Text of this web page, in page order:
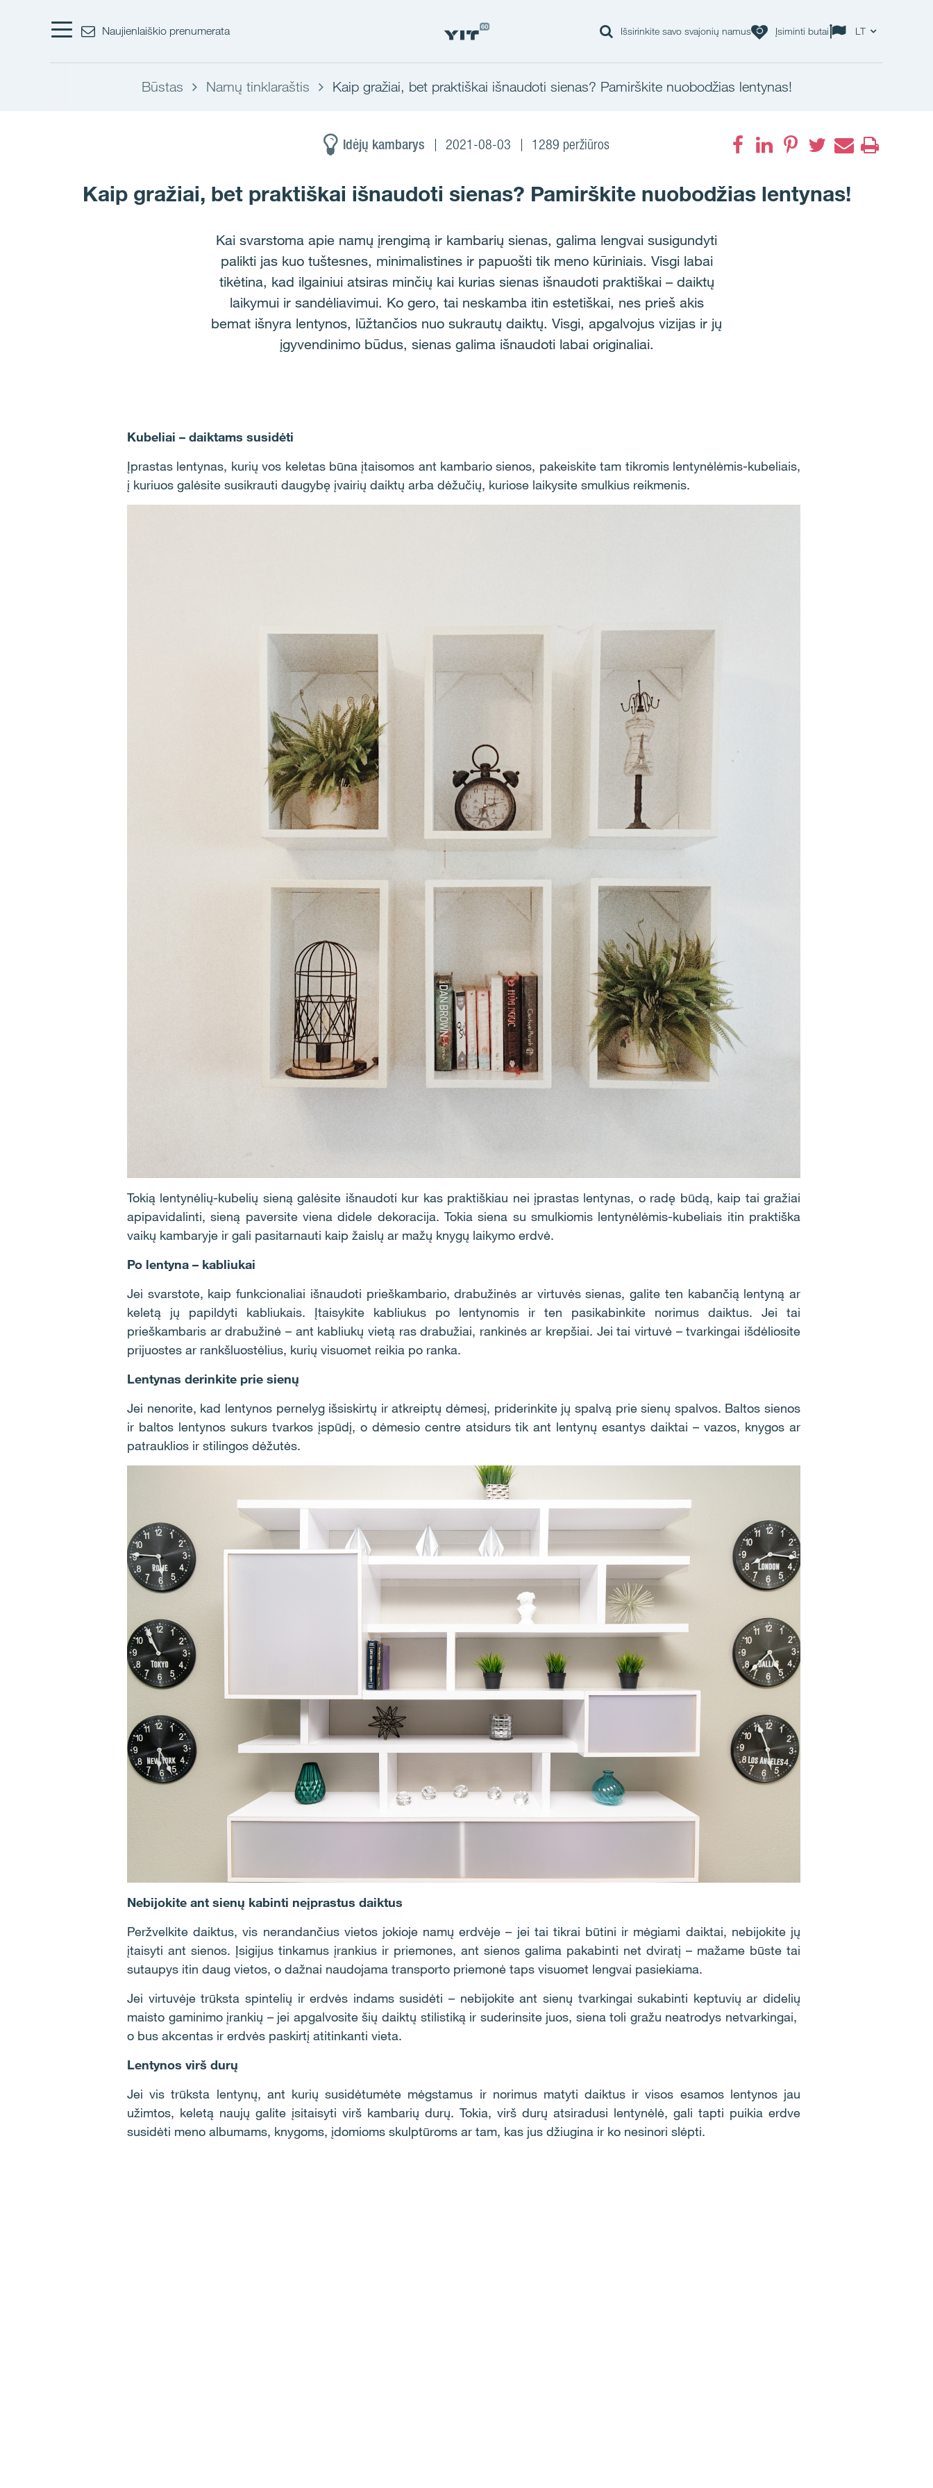
Naujienlaiškio prenumerata Išsirinkite savo svajonių namus Įsiminti butai LT
Būstas Namų tinklaraštis Kaip gražiai, bet praktiškai išnaudoti sienas? Pamirškite nuobodžias lentynas!
Idėjų kambarys 2021-08-03 1289 peržiūros
Kaip gražiai, bet praktiškai išnaudoti sienas? Pamirškite nuobodžias lentynas!
Kai svarstoma apie namų įrengimą ir kambarių sienas, galima lengvai susigundyti
palikti jas kuo tuštesnes, minimalistines ir papuošti tik meno kūriniais. Visgi labai
tikėtina, kad ilgainiui atsiras minčių kai kurias sienas išnaudoti praktiškai – daiktų
laikymui ir sandėliavimui. Ko gero, tai neskamba itin estetiškai, nes prieš akis
bemat išnyra lentynos, lūžtančios nuo sukrautų daiktų. Visgi, apgalvojus vizijas ir jų
įgyvendinimo būdus, sienas galima išnaudoti labai originaliai.
Kubeliai – daiktams susidėti
Įprastas lentynas, kurių vos keletas būna įtaisomos ant kambario sienos, pakeiskite tam tikromis lentynėlėmis-kubeliais,
į kuriuos galėsite susikrauti daugybę įvairių daiktų arba dėžučių, kuriose laikysite smulkius reikmenis.
Tokią lentynėlių-kubelių sieną galėsite išnaudoti kur kas praktiškiau nei įprastas lentynas, o radę būdą, kaip tai gražiai
apipavidalinti, sieną paversite viena didele dekoracija. Tokia siena su smulkiomis lentynėlėmis-kubeliais itin praktiška
vaikų kambaryje ir gali pasitarnauti kaip žaislų ar mažų knygų laikymo erdvė.
Po lentyna – kabliukai
Jei svarstote, kaip funkcionaliai išnaudoti prieškambario, drabužinės ar virtuvės sienas, galite ten kabančią lentyną ar
keletą jų papildyti kabliukais. Įtaisykite kabliukus po lentynomis ir ten pasikabinkite norimus daiktus. Jei tai
prieškambaris ar drabužinė – ant kabliukų vietą ras drabužiai, rankinės ar krepšiai. Jei tai virtuvė – tvarkingai išdėliosite
prijuostes ar rankšluostėlius, kurių visuomet reikia po ranka.
Lentynas derinkite prie sienų
Jei nenorite, kad lentynos pernelyg išsiskirtų ir atkreiptų dėmesį, priderinkite jų spalvą prie sienų spalvos. Baltos sienos
ir baltos lentynos sukurs tvarkos įspūdį, o dėmesio centre atsidurs tik ant lentynų esantys daiktai – vazos, knygos ar
patrauklios ir stilingos dėžutės.
Nebijokite ant sienų kabinti neįprastus daiktus
Peržvelkite daiktus, vis nerandančius vietos jokioje namų erdvėje – jei tai tikrai būtini ir mėgiami daiktai, nebijokite jų
įtaisyti ant sienos. Įsigijus tinkamus įrankius ir priemones, ant sienos galima pakabinti net dviratį – mažame būste tai
sutaupys itin daug vietos, o dažnai naudojama transporto priemonė taps visuomet lengvai pasiekiama.
Jei virtuvėje trūksta spintelių ir erdvės indams susidėti – nebijokite ant sienų tvarkingai sukabinti keptuvių ar didelių
maisto gaminimo įrankių – jei apgalvosite šių daiktų stilistiką ir suderinsite juos, siena toli gražu neatrodys netvarkingai,
o bus akcentas ir erdvės paskirtį atitinkanti vieta.
Lentynos virš durų
Jei vis trūksta lentynų, ant kurių susidėtumėte mėgstamus ir norimus matyti daiktus ir visos esamos lentynos jau
užimtos, keletą naujų galite įsitaisyti virš kambarių durų. Tokia, virš durų atsiradusi lentynėlė, gali tapti puikia erdve
susidėti meno albumams, knygoms, įdomioms skulptūroms ar tam, kas jus džiugina ir ko nesinori slėpti.